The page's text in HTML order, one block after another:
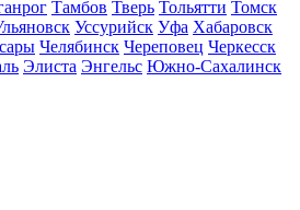
Тамбов Тверь Тольятти Томск
Уссурийск Уфа Хабаровск
Челябинск Череповец Черкесск
Элиста Энгельс Южно-Сахалинск